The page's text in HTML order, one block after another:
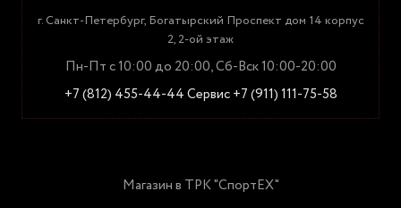
г. Санкт-Петербург, Богатырский Проспект дом 14 корпус
2, 2-ой этаж
Пн-Пт с 10:00 до 20:00, Сб-Вск 10:00-20:00
+7 (812) 455-44-44Сервис +7 (911) 111-75-58
Магазин в ТРК "СпортЕХ"